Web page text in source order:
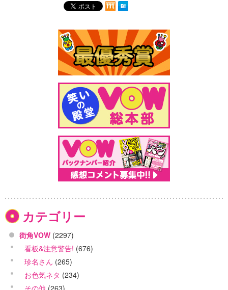
カテゴリー
街角VOW (2297)
看板&注意警告! (676)
珍名さん (265)
お色気ネタ (234)
その他 (263)